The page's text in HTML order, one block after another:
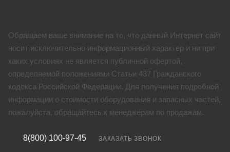
Обращаем ваше внимание на то, что данный Интернет сайт
носит исключительно информационный характер и ни при
каких условиях не является публичной офертой,
определяемой положениями Статьи 437 Гражданского
кодекса Российской Федерации. Для получения подробной
информации о стоимости оборудования и запасных частей,
пожалуйста, обращайтесь к менеджерам по продажам.
8(800) 100-97-45 ЗАКАЗАТЬ ЗВОНОК